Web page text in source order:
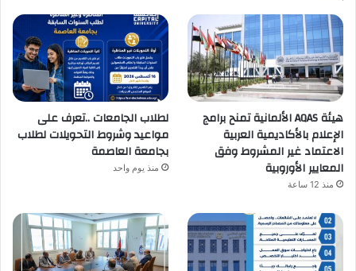
هيئة AQAS الألمانية تمنح برامج
الإعلام بالأكاديمية العربية
الاعتماد غير المشروط وفق
المعايير الأوروبية
منذ 12 ساعة
لطلاب الجامعات ..تعرف على
مواعيد وشروط التحويلات لطلاب
بجامعة العاصمة
منذ يوم واحد